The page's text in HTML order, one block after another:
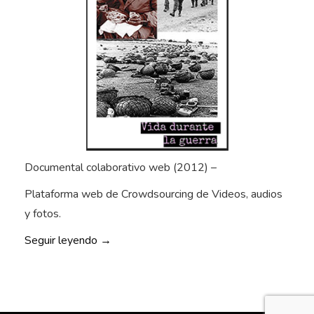
b
o
n
o
–
A
p
»
Documental colaborativo web (2012) –
Plataforma web de Crowdsourcing de Videos, audios
y fotos.
Seguir leyendo «→